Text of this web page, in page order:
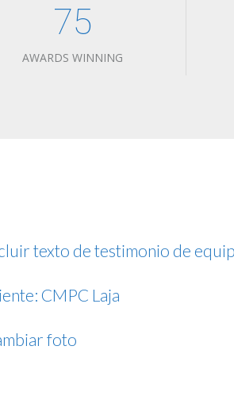
75
AWARDS WINNING
texto de testimonio de
CMPC Laja
foto